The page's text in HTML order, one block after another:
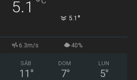
5.1
5.1 °
6.3m/s 40%
SÁB
11 °
DOM
7°
LUN
5°